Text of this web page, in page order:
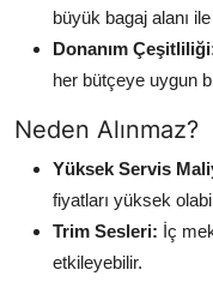
büyük bagaj alanı
Donanım
her bütçeye uygun
Neden Alınmaz?
Yüksek Servis
fiyatları yüksek
Trim Sesleri: İç
etkileyebilir.